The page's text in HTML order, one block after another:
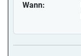
Wann: